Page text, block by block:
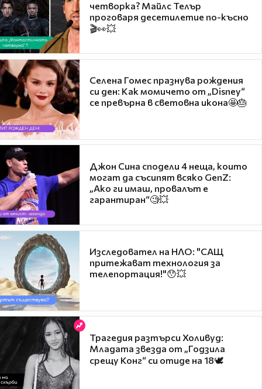
четворка? Майлс Телър
проговаря десетилетие по-късно
🎬👀💥
Селена Гомес празнува рождения
си ден: Как момичето от „Disney“
се превърна в световна икона🤩🎂
Джон Сина сподели 4 неща, които
могат да съсипят всяко GenZ:
„Ако ги имаш, провалът е
гарантиран“🧐💥
Изследовател на НЛО: "САЩ
притежават технология за
телепортация!"😯💥
Трагедия разтърси Холивуд:
Младата звезда от „Годзила
срещу Конг“ си отиде на 18🕊️